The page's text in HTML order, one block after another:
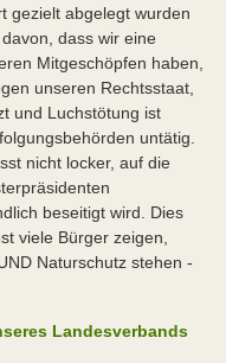
gezielt abgelegt wurden
dass wir eine
Mitgeschöpfen haben,
unseren Rechtsstaat,
und Luchstötung ist
untätig.
nicht locker, auf die
beseitigt wird. Dies
viele Bürger zeigen,
Naturschutz stehen -
Landesverbands